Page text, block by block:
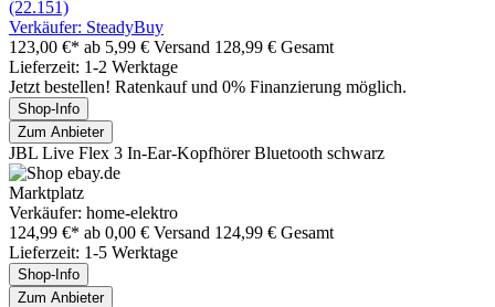
(22.151)
Verkäufer: SteadyBuy
123,00 €* ab 5,99 € Versand 128,99 € Gesamt
Lieferzeit: 1-2 Werktage
Jetzt bestellen! Ratenkauf und 0% Finanzierung möglich.
Shop-Info
Zum Anbieter
JBL Live Flex 3 In-Ear-Kopfhörer Bluetooth schwarz
Marktplatz
Verkäufer: home-elektro
124,99 €* ab 0,00 € Versand 124,99 € Gesamt
Lieferzeit: 1-5 Werktage
Shop-Info
Zum Anbieter